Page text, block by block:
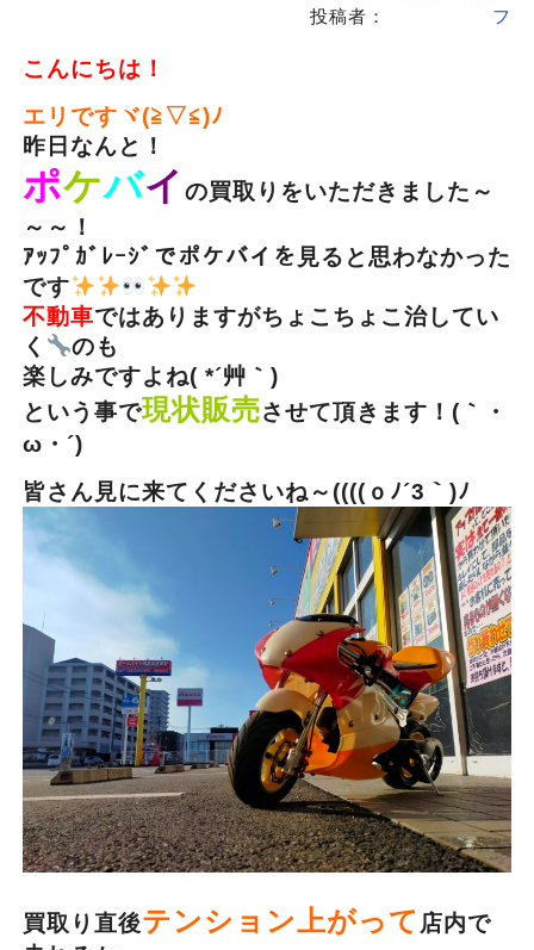
投稿者：
フ
こんにちは！
エリですヾ(≧▽≦)ﾉ
昨日なんと！
ポケバイ の買取りをいただきました～
～～！
ｱｯﾌﾟｶﾞﾚｰｼﾞでポケバイを見ると思わなかった
です
不動車ではありますがちょこちょこ治してい
く
のも
楽しみですよね( *´艸｀)
という事で現状販売させて頂きます！(｀・
ω・´)ゞ
皆さん見に来てくださいね～((((ｏﾉ´3｀)ﾉ
買取り直後テンション上がって 店内で